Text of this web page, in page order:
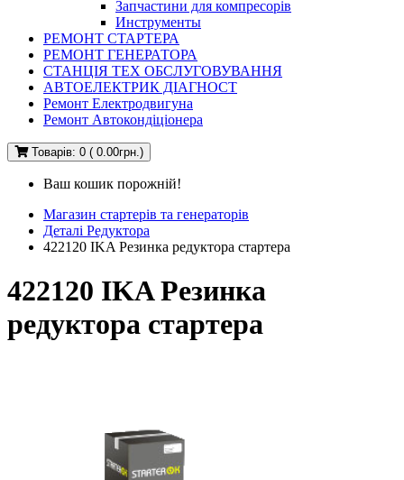
Запчастини для компресорів
Инструменты
РЕМОНТ СТАРТЕРА
РЕМОНТ ГЕНЕРАТОРА
СТАНЦІЯ ТЕХ ОБСЛУГОВУВАННЯ
АВТОЕЛЕКТРИК ДІАГНОСТ
Ремонт Електродвигуна
Ремонт Автокондіціонера
Товарів: 0 ( 0.00грн.)
Ваш кошик порожній!
Магазин стартерів та генераторів
Деталі Редуктора
422120 IKA Резинка редуктора стартера
422120 IKA Резинка
редуктора стартера